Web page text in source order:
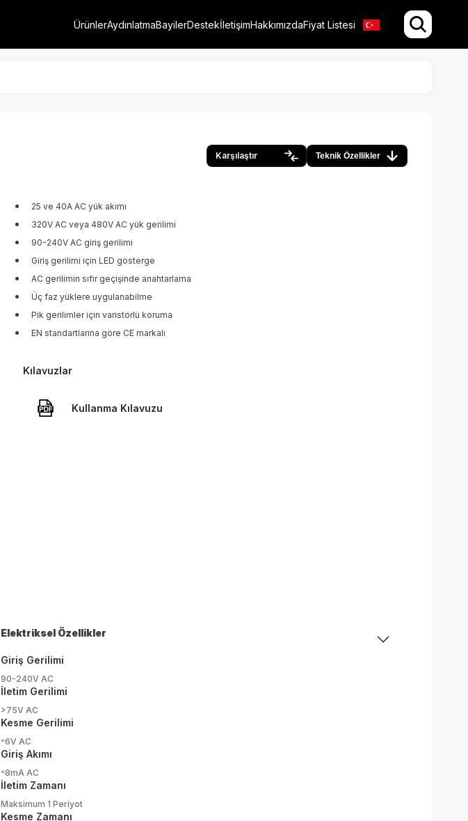
ÜrünlerAydınlatmaBayilerDestekİletişimHakkımızdaFiyat Listesi
Karşılaştır Teknik Özellikler
25 ve 40A AC yük akımı
320V AC veya 480V AC yük gerilimi
90-240V AC giriş gerilimi
Giriş gerilimi için LED gösterge
AC gerilimin sıfır geçişinde anahtarlama
Üç faz yüklere uygulanabilme
Pik gerilimler için varistörlü koruma
EN standartlarına göre CE markalı
Kılavuzlar
Kullanma Kılavuzu
Elektriksel Özellikler
Giriş Gerilimi
90-240V AC
İletim Gerilimi
>75V AC
Kesme Gerilimi
˂6V AC
Giriş Akımı
˂8mA AC
İletim Zamanı
Maksimum 1 Periyot
Kesme Zamanı